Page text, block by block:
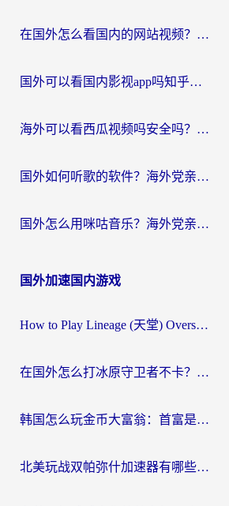
在国外怎么看国内的网站视频？别再踩坑！选对加速器秒回国内冲浪
国外可以看国内影视app吗知乎？留学生亲测有效的回国加速方案
海外可以看西瓜视频吗安全吗？留学生亲测：3步解决回国追剧难题，附靠谱加速器推荐
国外如何听歌的软件？海外党亲测有效的回国加速器指南
国外怎么用咪咕音乐？海外党亲测有效的听歌自由指南
国外加速国内游戏
How to Play Lineage (天堂) Overseas? The Ultimate Guide to Choosing the Best Chinese Server Game Accelerator (在国外打天堂加速器)
在国外怎么打冰原守卫者不卡？留学生亲测的国服游戏加速指南
韩国怎么玩金币大富翁：首富是谁？海外党国服游戏加速全攻略
北美玩战双帕弥什加速器有哪些？海外党亲测好用的国服加速指南